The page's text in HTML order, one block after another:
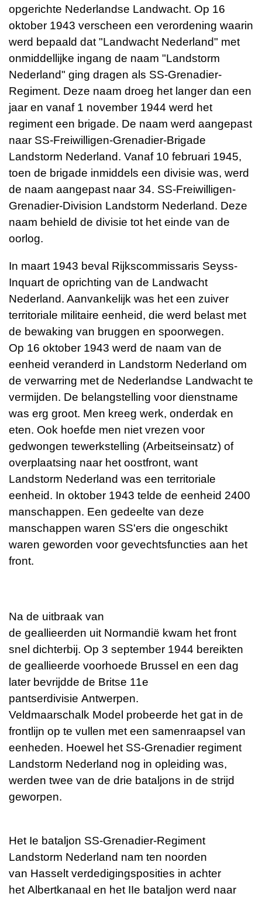
opgerichte Nederlandse Landwacht. Op 16
oktober 1943 verscheen een verordening waarin
werd bepaald dat "Landwacht Nederland" met
onmiddellijke ingang de naam "Landstorm
Nederland" ging dragen als SS-Grenadier-
Regiment. Deze naam droeg het langer dan een
jaar en vanaf 1 november 1944 werd het
regiment een brigade. De naam werd aangepast
naar SS-Freiwilligen-Grenadier-Brigade
Landstorm Nederland. Vanaf 10 februari 1945,
toen de brigade inmiddels een divisie was, werd
de naam aangepast naar 34. SS-Freiwilligen-
Grenadier-Division Landstorm Nederland. Deze
naam behield de divisie tot het einde van de
oorlog.
In maart 1943 beval Rijkscommissaris Seyss-
Inquart de oprichting van de Landwacht
Nederland. Aanvankelijk was het een zuiver
territoriale militaire eenheid, die werd belast met
de bewaking van bruggen en spoorwegen.
Op 16 oktober 1943 werd de naam van de
eenheid veranderd in Landstorm Nederland om
de verwarring met de Nederlandse Landwacht te
vermijden. De belangstelling voor dienstname
was erg groot. Men kreeg werk, onderdak en
eten. Ook hoefde men niet vrezen voor
gedwongen tewerkstelling (Arbeitseinsatz) of
overplaatsing naar het oostfront, want
Landstorm Nederland was een territoriale
eenheid. In oktober 1943 telde de eenheid 2400
manschappen. Een gedeelte van deze
manschappen waren SS'ers die ongeschikt
waren geworden voor gevechtsfuncties aan het
front.
Na de uitbraak van
de geallieerden uit Normandië kwam het front
snel dichterbij. Op 3 september 1944 bereikten
de geallieerde voorhoede Brussel en een dag
later bevrijdde de Britse 11e
pantserdivisie Antwerpen.
Veldmaarschalk Model probeerde het gat in de
frontlijn op te vullen met een samenraapsel van
eenheden. Hoewel het SS-Grenadier regiment
Landstorm Nederland nog in opleiding was,
werden twee van de drie bataljons in de strijd
geworpen.
Het Ie bataljon SS-Grenadier-Regiment
Landstorm Nederland nam ten noorden
van Hasselt verdedigingsposities in achter
het Albertkanaal en het IIe bataljon werd naar